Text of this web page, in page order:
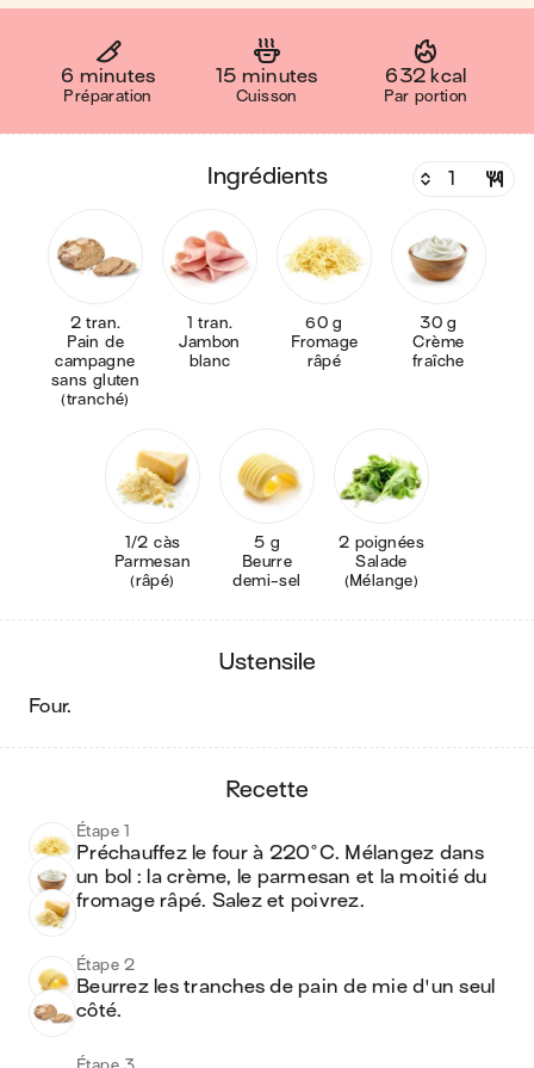
6 minutes
Préparation
15 minutes
Cuisson
632 kcal
Par portion
ingrédients
2 tran.
Pain de
campagne
sans gluten
(tranché)
1 tran.
Jambon
blanc
60 g
Fromage
râpé
30 g
Crème
fraîche
1/2 càs
Parmesan
(râpé)
5 g
Beurre
demi-sel
2 poignées
Salade
(Mélange)
ustensile
four.
recette
Étape 1
Préchauffez le four à 220°C. Mélangez dans
un bol : la crème, le parmesan et la moitié du
fromage râpé. Salez et poivrez.
Étape 2
Beurrez les tranches de pain de mie d'un seul
côté.